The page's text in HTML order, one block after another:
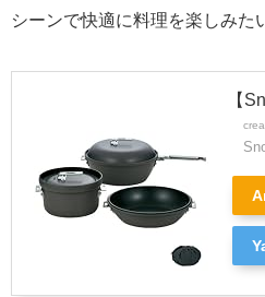
シーンで快適に料理を楽しみた
【